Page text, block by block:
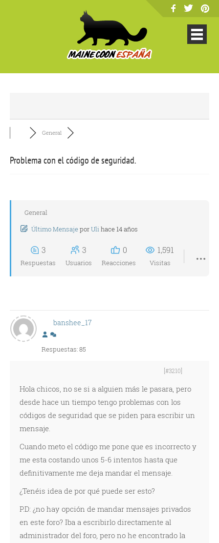
General
Problema con el código de seguridad.
General
Último MensajeporUlihace 14 años
3
Respuestas
3
Usuarios
0
Reacciones
1,591
Visitas
banshee_17
Respuestas: 85
[#3210]
Hola chicos, no se si a alguien más le pasara, pero
desde hace un tiempo tengo problemas con los
códigos de seguridad que se piden para escribir un
mensaje.
Cuando meto el código me pone que es incorrecto y
me esta costando unos 5-6 intentos hasta que
definitivamente me deja mandar el mensaje.
¿Tenéis idea de por qué puede ser esto?
P.D: ¿no hay opción de mandar mensajes privados
en este foro? Iba a escribirlo directamente al
administrador del foro, pero no he encontrado la